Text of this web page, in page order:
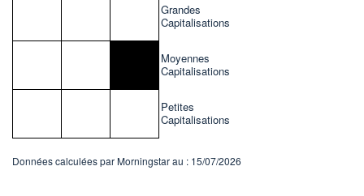
Grandes
Capitalisations
Moyennes
Capitalisations
Petites
Capitalisations
Données calculées par Morningstar au : 15/07/2026